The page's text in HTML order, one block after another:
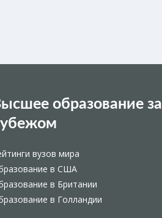
образование за
вузов мира
в США
в Британии
в Голландии